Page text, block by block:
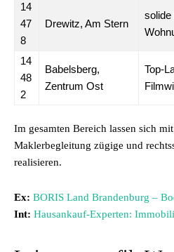
14
47
8
Drewitz, Am Stern
solide
14
48
2
Babelsberg,
Zentrum Ost
Top-
Im gesamten Bereich lassen sich
Maklerbegleitung zügige und
realisieren.
Ex: BORIS Land Brandenburg –
Int: Hausankauf-Experten: